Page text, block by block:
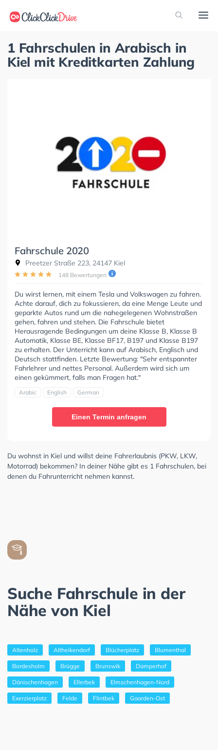
1 Fahrschulen in Arabisch in
Kiel mit Kreditkarten Zahlung
Fahrschule 2020
Preetzer Straße 223, 24147 Kiel
148 Bewertungen
Du wirst lernen, mit einem Tesla und Volkswagen zu fahren.
Achte darauf, dich zu fokussieren, da eine Menge Leute und
geparkte Autos rund um die nahegelegenen Wohnstraßen
gehen, fahren und stehen. Die Fahrschule bietet
Herausragende Bedingungen um deine Klasse B, Klasse B
Automatik, Klasse BE, Klasse BF17, B197 und Klasse B197
zu erhalten. Der Unterricht kann auf Arabisch, Englisch und
Deutsch stattfinden. Letzte Bewertung: "Sehr entspannter
Fahrlehrer und nettes Personal. Außerdem wird sich um
einen gekümmert, falls man Fragen hat."
Arabic English German
Einen Termin anfragen
Du wohnst in Kiel und willst deine Fahrerlaubnis (PKW, LKW,
Motorrad) bekommen? In deiner Nähe gibt es 1 Fahrschulen, bei
denen du Fahrunterricht nehmen kannst.
Suche Fahrschule in der
Nähe von Kiel
Altenholz Altheikendorf Blücherplatz Blumenthal
Bordesholm Brügge Brunswik Damperhof
Dänischenhagen Ellerbek Elmschenhagen-Nord
Exerzierplatz Felde Flintbek Gaarden-Ost